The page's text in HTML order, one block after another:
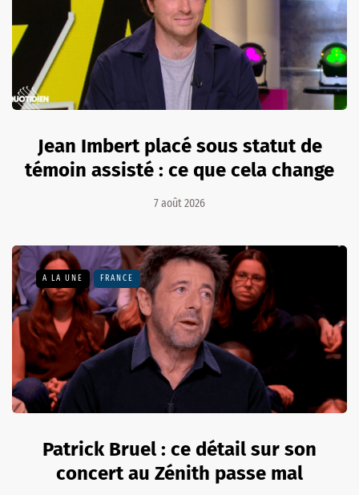
Jean Imbert placé sous statut de
témoin assisté : ce que cela change
7 août 2026
A LA UNE FRANCE
Patrick Bruel : ce détail sur son
concert au Zénith passe mal